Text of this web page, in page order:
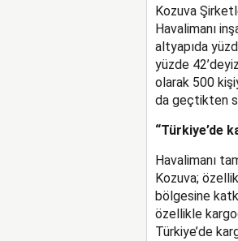
Kozuva
Havalimanı
altyapıda
yüzde
olarak 500
da geçtikten
“Türkiye’de
Havalimanı
Kozuva;
bölgesine
özellikle
Türkiye’de